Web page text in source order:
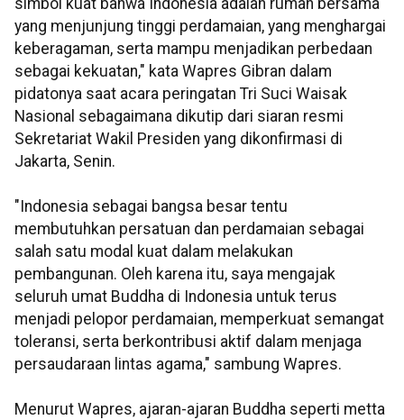
simbol kuat bahwa Indonesia adalah rumah bersama
yang menjunjung tinggi perdamaian, yang menghargai
keberagaman, serta mampu menjadikan perbedaan
sebagai kekuatan," kata Wapres Gibran dalam
pidatonya saat acara peringatan Tri Suci Waisak
Nasional sebagaimana dikutip dari siaran resmi
Sekretariat Wakil Presiden yang dikonfirmasi di
Jakarta, Senin.
"Indonesia sebagai bangsa besar tentu
membutuhkan persatuan dan perdamaian sebagai
salah satu modal kuat dalam melakukan
pembangunan. Oleh karena itu, saya mengajak
seluruh umat Buddha di Indonesia untuk terus
menjadi pelopor perdamaian, memperkuat semangat
toleransi, serta berkontribusi aktif dalam menjaga
persaudaraan lintas agama," sambung Wapres.
Menurut Wapres, ajaran-ajaran Buddha seperti metta